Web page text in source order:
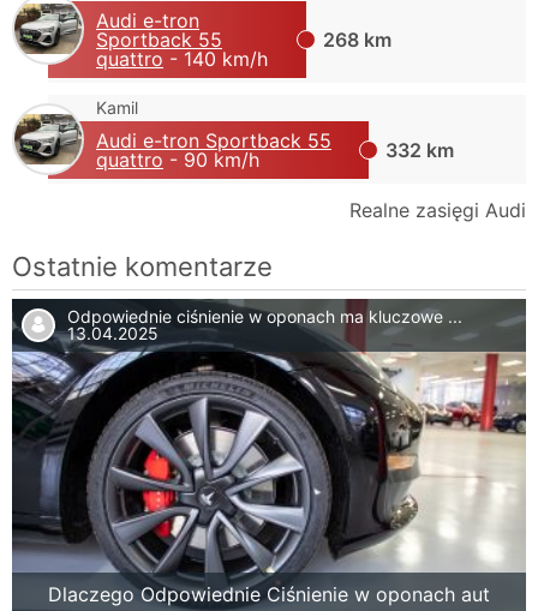
Audi e-tron
Sportback 55
quattro - 140 km/h
268 km
Kamil
Audi e-tron Sportback 55
quattro - 90 km/h 332 km
Realne zasięgi Audi
Ostatnie komentarze
Odpowiednie ciśnienie w oponach ma kluczowe ...
13.04.2025
Dlaczego Odpowiednie Ciśnienie w oponach aut